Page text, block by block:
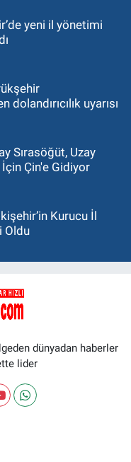
yeni il yönetimi
dolandırıcılık uyarısı
Sırasöğüt, Uzay
İçin Çin'e Gidiyor
Kurucu İl
Oldu
dünyadan haberler
lider